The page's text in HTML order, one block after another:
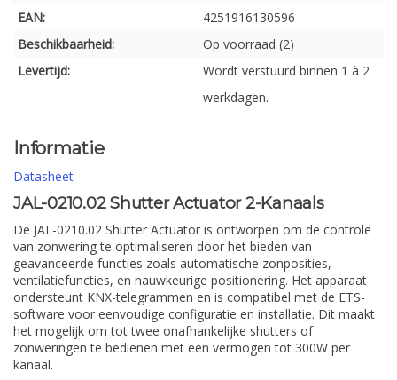
EAN:
4251916130596
Beschikbaarheid:
Op voorraad (2)
Levertijd:
Wordt verstuurd binnen 1 à 2
werkdagen.
Informatie
Datasheet
JAL-0210.02 Shutter Actuator 2-Kanaals
De JAL-0210.02 Shutter Actuator is ontworpen om de controle
van zonwering te optimaliseren door het bieden van
geavanceerde functies zoals automatische zonposities,
ventilatiefuncties, en nauwkeurige positionering. Het apparaat
ondersteunt KNX-telegrammen en is compatibel met de ETS-
software voor eenvoudige configuratie en installatie. Dit maakt
het mogelijk om tot twee onafhankelijke shutters of
zonweringen te bedienen met een vermogen tot 300W per
kanaal.